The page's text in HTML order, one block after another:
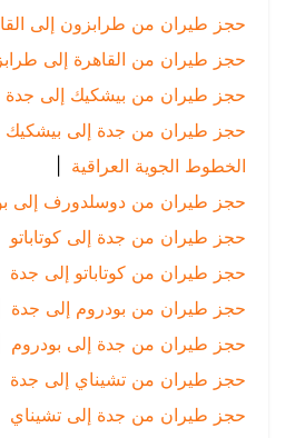
حجز طيران من طرابزون إلى القاهرة |
حجز طيران من القاهرة إلى طرابزون |
حجز طيران من بيشكيك إلى جدة
حجز طيران من جدة إلى بيشكيك |
الخطوط الجوية العراقية
حجز طيران من دوسلدورف إلى بودروم
حجز طيران من جدة إلى كوتاباتو |
حجز طيران من كوتاباتو إلى جدة
حجز طيران من بودروم إلى جدة
حجز طيران من جدة إلى بودروم |
حجز طيران من تشيناي إلى جدة
حجز طيران من جدة إلى تشيناي |